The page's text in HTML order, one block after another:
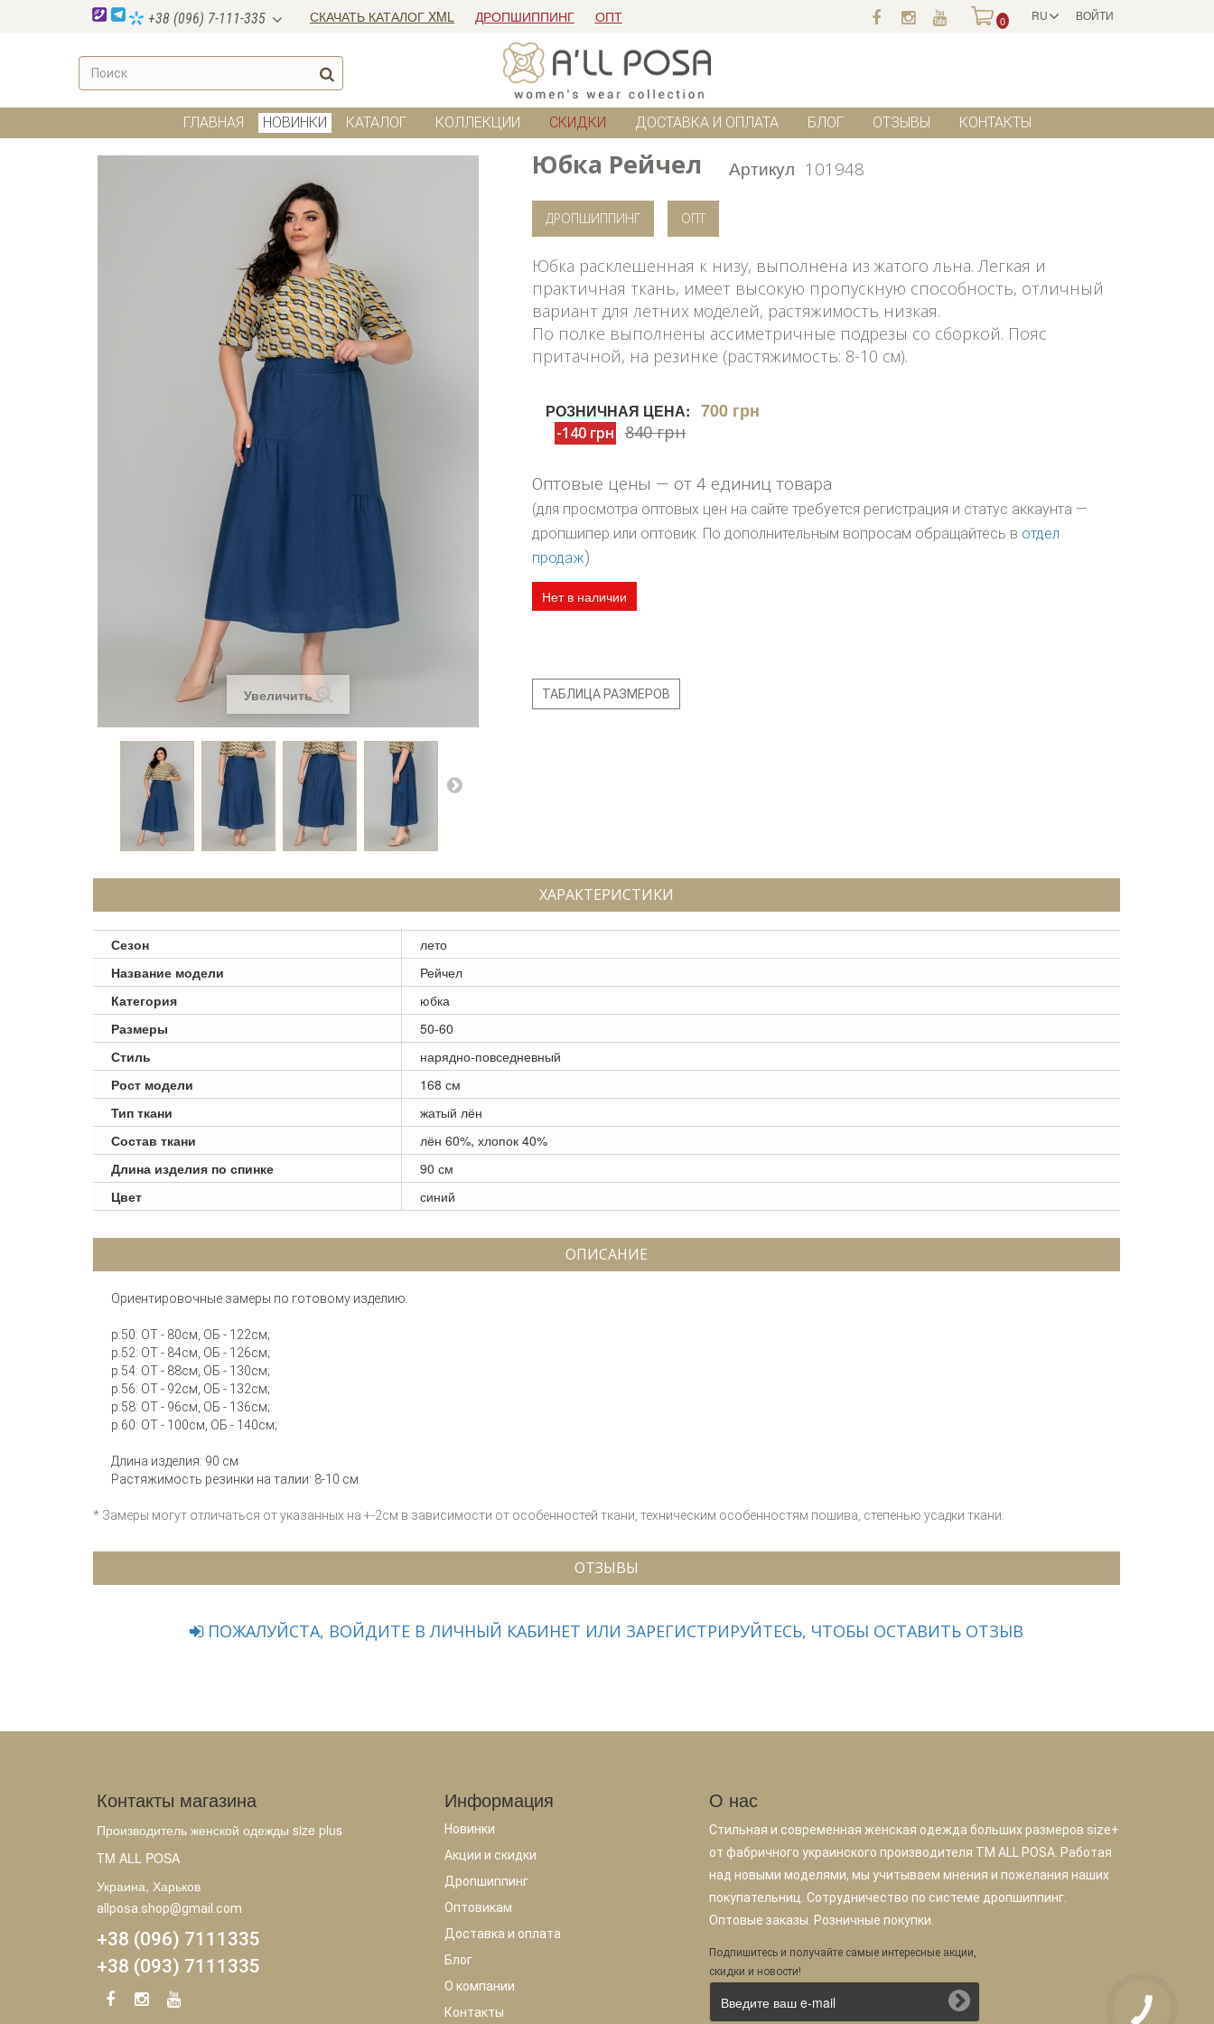
ВОЙТИ
RU
+38 (096) 7-111-335 СКАЧАТЬ КАТАЛОГ XML ДРОПШИППИНГ ОПТ 0
ГЛАВНАЯ НОВИНКИ КАТАЛОГ КОЛЛЕКЦИИ СКИДКИ ДОСТАВКА И ОПЛАТА БЛОГ ОТЗЫВЫ КОНТАКТЫ
Увеличить
Юбка Рейчел Артикул 101948
ДРОПШИППИНГ ОПТ
Юбка расклешенная к низу, выполнена из жатого льна. Легкая и
практичная ткань, имеет высокую пропускную способность, отличный
вариант для летних моделей, растяжимость низкая.
По полке выполнены ассиметричные подрезы со сборкой. Пояс
притачной, на резинке (растяжимость: 8-10 см).
РОЗНИЧНАЯ ЦЕНА: 700 грн
-140 грн 840 грн
Оптовые цены — от 4 единиц товара
(для просмотра оптовых цен на сайте требуется регистрация и статус аккаунта —
дропшипер или оптовик. По дополнительным вопросам обращайтесь в отдел
продаж)
Нет в наличии
ТАБЛИЦА РАЗМЕРОВ
ХАРАКТЕРИСТИКИ
Сезон
лето
Название модели
Рейчел
Категория
юбка
Размеры
50-60
Стиль
нарядно-повседневный
Рост модели
168 см
Тип ткани
жатый лён
Состав ткани
лён 60%, хлопок 40%
Длина изделия по спинке
90 см
Цвет
синий
ОПИСАНИЕ
Ориентировочные замеры по готовому изделию:
р.50: ОТ - 80см, ОБ - 122см;
р.52: ОТ - 84см, ОБ - 126см;
р.54: ОТ - 88см, ОБ - 130см;
р.56: ОТ - 92см, ОБ - 132см;
р.58: ОТ - 96см, ОБ - 136см;
р.60: ОТ - 100см, ОБ - 140см;
Длина изделия: 90 см
Растяжимость резинки на талии: 8-10 см
* Замеры могут отличаться от указанных на +-2см в зависимости от особенностей ткани, техническим особенностям пошива, степенью усадки ткани.
ОТЗЫВЫ
ПОЖАЛУЙСТА, ВОЙДИТЕ В ЛИЧНЫЙ КАБИНЕТ ИЛИ ЗАРЕГИСТРИРУЙТЕСЬ, ЧТОБЫ ОСТАВИТЬ ОТЗЫВ
Контакты магазина
Производитель женской одежды size plus
TM ALL POSA
Украина, Харьков
allposa.shop@gmail.com
+38 (096) 7111335
+38 (093) 7111335
Информация
Новинки
Акции и скидки
Дропшиппинг
Оптовикам
Доставка и оплата
Блог
О компании
Контакты
О нас
Стильная и современная женская одежда больших размеров size+
от фабричного украинского производителя TM ALL POSA. Работая
над новыми моделями, мы учитываем мнения и пожелания наших
покупательниц. Сотрудничество по системе дропшиппинг.
Оптовые заказы. Розничные покупки.
Подпишитесь и получайте самые интересные акции,
скидки и новости!